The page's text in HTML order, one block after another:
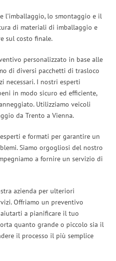
l’imballaggio, lo smontaggio e il
di materiali di imballaggio e
sul costo finale.
personalizzato in base alle
di diversi pacchetti di trasloco
necessari. I nostri esperti
in modo sicuro ed efficiente,
Utilizziamo veicoli
da Trento a Vienna.
e formati per garantire un
Siamo orgogliosi del nostro
a fornire un servizio di
azienda per ulteriori
Offriamo un preventivo
a pianificare il tuo
quanto grande o piccolo sia il
il processo il più semplice